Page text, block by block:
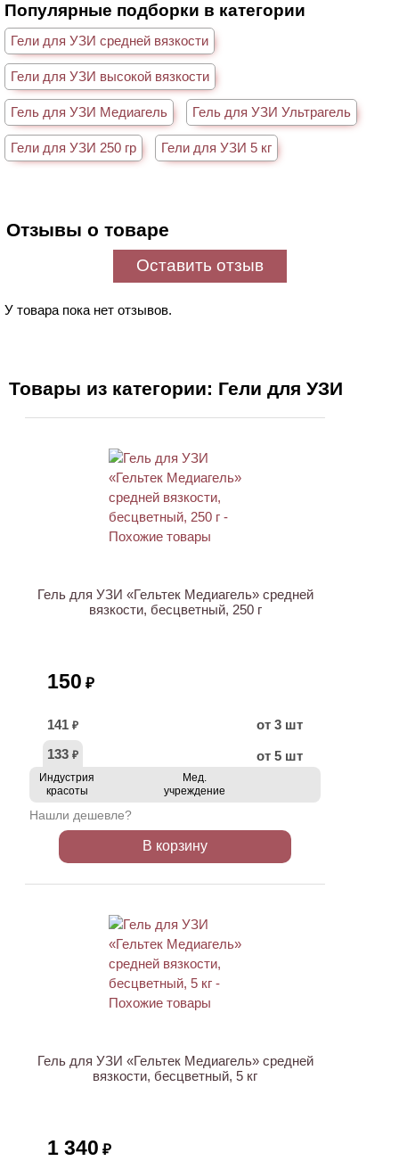
Популярные подборки в категории
Гели для УЗИ средней вязкости
Гели для УЗИ высокой вязкости
Гель для УЗИ Медиагель Гель для УЗИ Ультрагель
Гели для УЗИ 250 гр Гели для УЗИ 5 кг
Отзывы о товаре
Оставить отзыв
У товара пока нет отзывов.
Товары из категории: Гели для УЗИ
Гель для УЗИ «Гельтек Медиагель» средней
вязкости, бесцветный, 250 г
150 ₽
141 ₽
от 3 шт
133 ₽ от 5 шт
Индустрия
красоты
Мед.
учреждение
Нашли дешевле?
В корзину
Гель для УЗИ «Гельтек Медиагель» средней
вязкости, бесцветный, 5 кг
1 340 ₽